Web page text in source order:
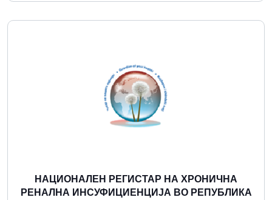
Повеќе
НАЦИОНАЛЕН РЕГИСТАР НА ХРОНИЧНА
РЕНАЛНА ИНСУФИЦИЕНЦИЈА ВО РЕПУБЛИКА